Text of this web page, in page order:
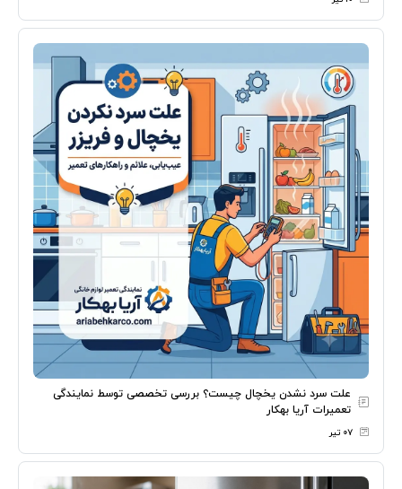
علت سرد نشدن یخچال چیست؟ بررسی تخصصی توسط نمایندگی
تعمیرات آریا بهکار
۰۷ تیر